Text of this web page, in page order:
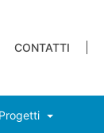
CONTATTI
Progetti